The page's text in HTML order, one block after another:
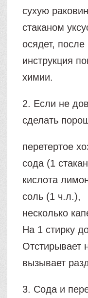
сухую
стаканом
осядет,
инструкция
химии.
2. Если не
сделать
перетертое
сода (1
кислота
соль (1 ч.л.),
несколько
На 1 стирку
Отстирывает
вызывает
3. Сода и